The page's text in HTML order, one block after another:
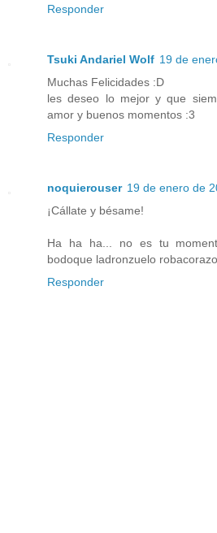
Responder
Tsuki Andariel Wolf 19 de
Muchas Felicidades :D
les deseo lo mejor y que
amor y buenos momentos :3
Responder
noquierouser 19 de enero de
¡Cállate y bésame!
Ha ha ha... no es tu
bodoque ladronzuelo
Responder